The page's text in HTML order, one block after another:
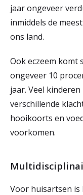
jaar ongeveer
inmiddels de
ons land.
Ook eczeem komt
ongeveer 10
jaar. Veel
verschillende
hooikoorts en
voorkomen.
Voor huisartsen is